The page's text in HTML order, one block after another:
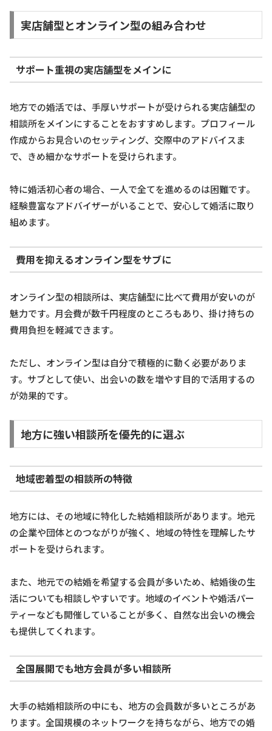
実店舗型とオンライン型の組み合わせ
サポート重視の実店舗型をメインに
地方での婚活では、手厚いサポートが受けられる実店舗型の
相談所をメインにすることをおすすめします。プロフィール
作成からお見合いのセッティング、交際中のアドバイスま
で、きめ細かなサポートを受けられます。
特に婚活初心者の場合、一人で全てを進めるのは困難です。
経験豊富なアドバイザーがいることで、安心して婚活に取り
組めます。
費用を抑えるオンライン型をサブに
オンライン型の相談所は、実店舗型に比べて費用が安いのが
魅力です。月会費が数千円程度のところもあり、掛け持ちの
費用負担を軽減できます。
ただし、オンライン型は自分で積極的に動く必要がありま
す。サブとして使い、出会いの数を増やす目的で活用するの
が効果的です。
地方に強い相談所を優先的に選ぶ
地域密着型の相談所の特徴
地方には、その地域に特化した結婚相談所があります。地元
の企業や団体とのつながりが強く、地域の特性を理解したサ
ポートを受けられます。
また、地元での結婚を希望する会員が多いため、結婚後の生
活についても相談しやすいです。地域のイベントや婚活パー
ティーなども開催していることが多く、自然な出会いの機会
も提供してくれます。
全国展開でも地方会員が多い相談所
大手の結婚相談所の中にも、地方の会員数が多いところがあ
ります。全国規模のネットワークを持ちながら、地方での婚